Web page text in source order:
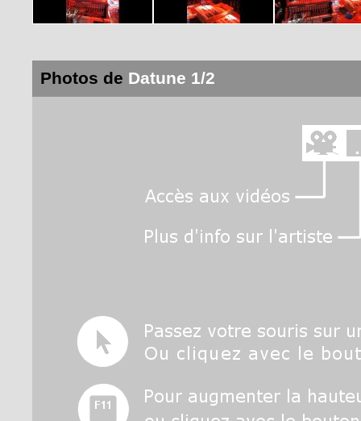
Photos de Datune 1/2